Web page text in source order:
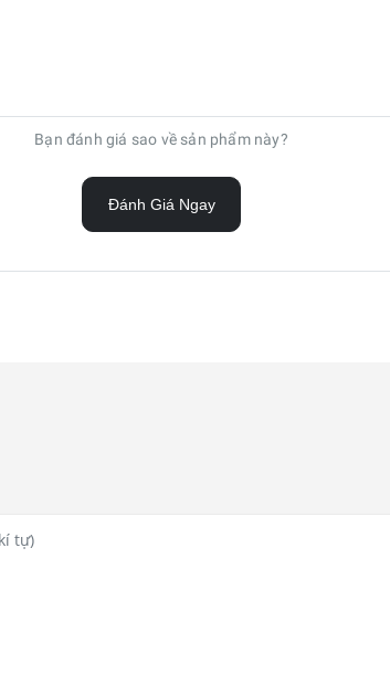
Bạn đánh giá sao về sản phẩm này?
Đánh Giá Ngay